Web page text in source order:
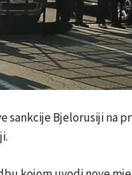
sankcije Bjelorusiji na